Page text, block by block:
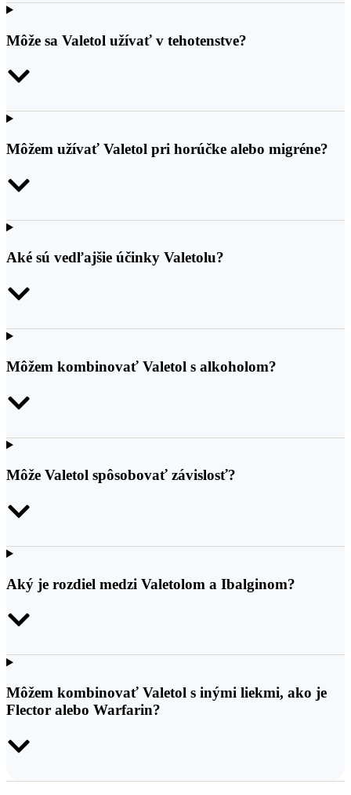
Môže sa Valetol užívať v tehotenstve?
Môžem užívať Valetol pri horúčke alebo migréne?
Aké sú vedľajšie účinky Valetolu?
Môžem kombinovať Valetol s alkoholom?
Môže Valetol spôsobovať závislosť?
Aký je rozdiel medzi Valetolom a Ibalginom?
Môžem kombinovať Valetol s inými liekmi, ako je
Flector alebo Warfarin?